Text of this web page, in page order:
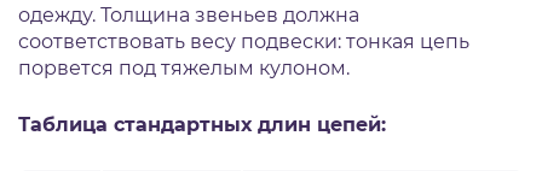
одежду. Толщина звеньев должна
соответствовать весу подвески: тонкая цепь
порвется под тяжелым кулоном.
Таблица стандартных длин цепей: